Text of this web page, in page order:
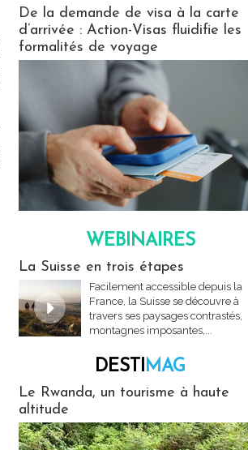
De la demande de visa à la carte
d’arrivée : Action-Visas fluidifie les
formalités de voyage
WEBINAIRES
La Suisse en trois étapes
Facilement accessible depuis la
France, la Suisse se découvre à
travers ses paysages contrastés,
montagnes imposantes,...
DESTIMAG
Le Rwanda, un tourisme à haute
altitude